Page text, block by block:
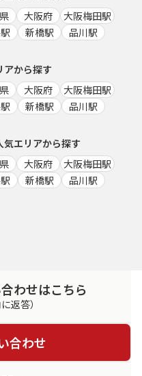
大阪府
大阪梅田駅
新橋駅
品川駅
アから探す
大阪府
大阪梅田駅
新橋駅
品川駅
気エリアから探す
大阪府
大阪梅田駅
新橋駅
品川駅
わせはこちら
返答）
合わせ